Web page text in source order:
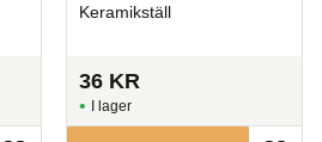
Keramikställ
36 KR
I lager